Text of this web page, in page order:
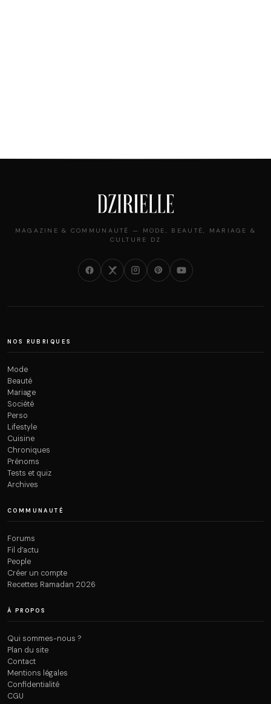
MAGAZINE & COMMUNAUTÉ — MODE, BEAUTÉ, MARIAGE &
CULTURE DZ
NOS RUBRIQUES
Mode
Beauté
Mariage
Société
Perso
Lifestyle
Cuisine
Chroniques
Prénoms
Tests et quiz
Archives
COMMUNAUTÉ
Forums
Fil d’actu
People
Créer un compte
Recettes Ramadan 2026
À PROPOS
Qui sommes-nous ?
Plan du site
Contact
Mentions légales
Confidentialité
CGU